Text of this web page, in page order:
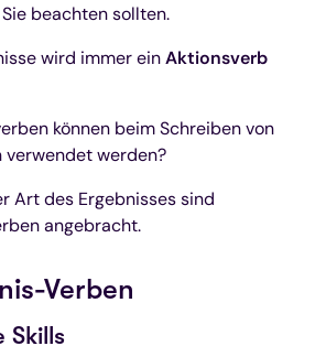
beachten sollten.
wird immer einAktionsverb
können beim Schreiben von
verwendet werden?
Art des Ergebnisses sind
angebracht.
Verben
Skills